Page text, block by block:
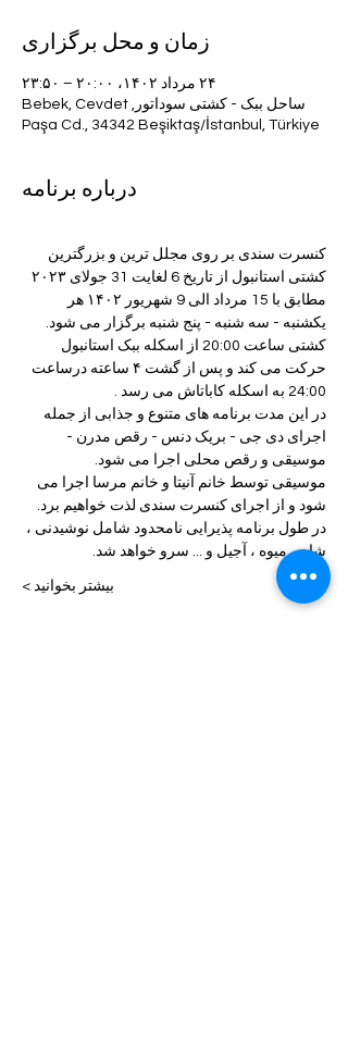
زمان و محل برگزاری
۲۴ مرداد ۱۴۰۲، ۲۰:۰۰ – ۲۳:۵۰
ساحل ببک - کشتی سوداتور, Bebek, Cevdet
Paşa Cd., 34342 Beşiktaş/İstanbul, Türkiye
درباره برنامه
کنسرت سندی بر روی مجلل ترین و بزرگترین
مطابق با 15 مرداد الی 9 شهریور ۱۴۰۲ هر
یکشنبه - سه شنبه - پنج شنبه برگزار می شود.
کشتی ساعت 20:00 از اسکله ببک استانبول
حرکت می کند و پس از گشت ۴ ساعته درساعت
24:00 به اسکله کاباتاش می رسد .
در این مدت برنامه های متنوع و جذابی از جمله
اجرای دی جی - بریک دنس - رقص مدرن -
موسیقی و رقص محلی اجرا می شود.
موسیقی توسط خانم آنیتا و خانم مرسا اجرا می
شود و از اجرای کنسرت سندی لذت خواهیم برد.
در طول برنامه پذیرایی نامحدود شامل نوشیدنی ،
شام ، میوه ، آجیل و ... سرو خواهد شد.
بیشتر بخوانید >